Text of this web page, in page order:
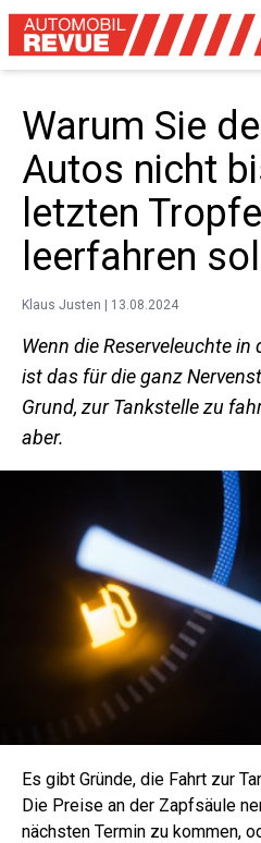
Warum Sie
Autos nicht
letzten
leerfahren
Klaus Justen | 13.08.2024
Wenn die Reserveleuchte
ist das für die ganz
Grund, zur Tankstelle zu
aber.
Es gibt Gründe, die Fahrt zur
Die Preise an der Zapfsäule
nächsten Termin zu kommen,